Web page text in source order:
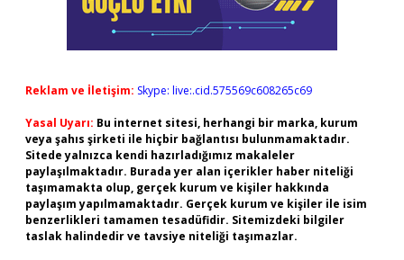
Reklam ve İletişim: Skype: live:.cid.575569c608265c69
Yasal Uyarı: Bu internet sitesi, herhangi bir marka, kurum
veya şahıs şirketi ile hiçbir bağlantısı bulunmamaktadır.
Sitede yalnızca kendi hazırladığımız makaleler
paylaşılmaktadır. Burada yer alan içerikler haber niteliği
taşımamakta olup, gerçek kurum ve kişiler hakkında
paylaşım yapılmamaktadır. Gerçek kurum ve kişiler ile isim
benzerlikleri tamamen tesadüfidir. Sitemizdeki bilgiler
taslak halindedir ve tavsiye niteliği taşımazlar.